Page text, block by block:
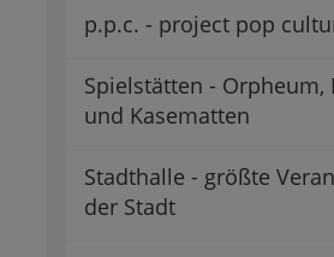
p.p.c. - project pop
Spielstätten - Orpheum,
und Kasematten
Stadthalle - größte
der Stadt